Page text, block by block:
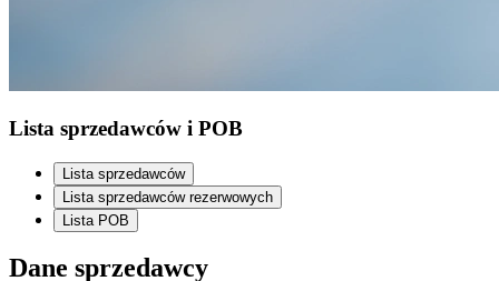
Lista sprzedawców i POB
Lista sprzedawców
Lista sprzedawców rezerwowych
Lista POB
Dane sprzedawcy